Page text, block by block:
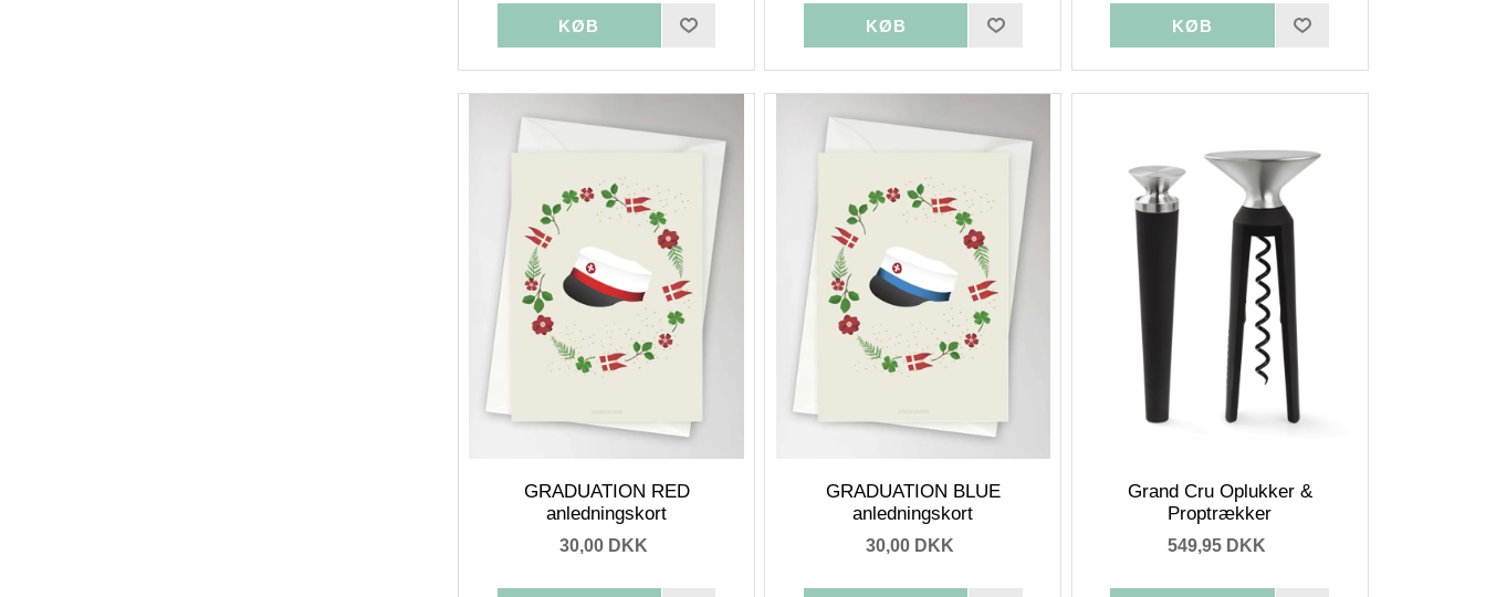
GRADUATION RED
anledningskort
30,00 DKK
GRADUATION BLUE
anledningskort
30,00 DKK
Grand Cru Oplukker &
Proptrækker
549,95 DKK